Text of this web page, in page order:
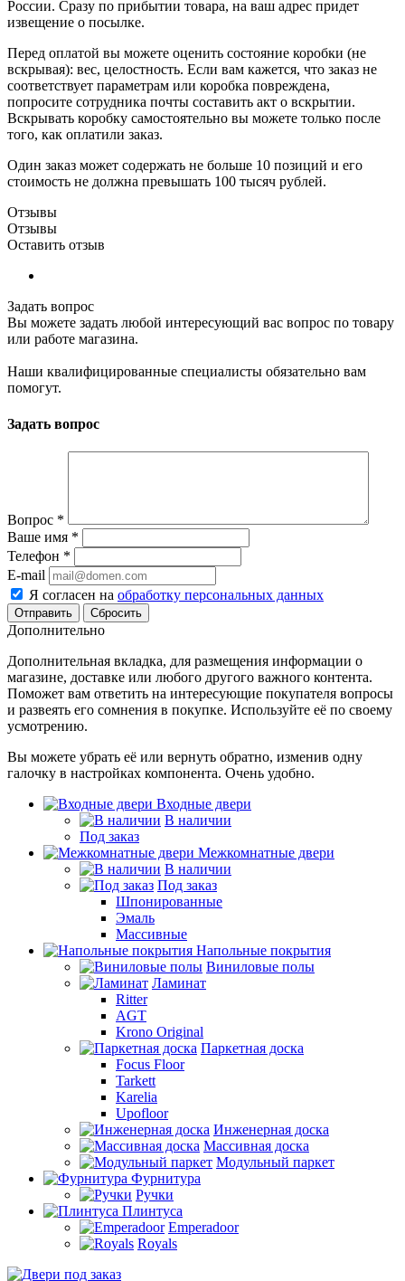
России. Сразу по прибытии товара, на ваш адрес придет
извещение о посылке.
Перед оплатой вы можете оценить состояние коробки (не
вскрывая): вес, целостность. Если вам кажется, что заказ не
соответствует параметрам или коробка повреждена,
попросите сотрудника почты составить акт о вскрытии.
Вскрывать коробку самостоятельно вы можете только после
того, как оплатили заказ.
Один заказ может содержать не больше 10 позиций и его
стоимость не должна превышать 100 тысяч рублей.
Отзывы
Отзывы
Оставить отзыв
Задать вопрос
Вы можете задать любой интересующий вас вопрос по товару
или работе магазина.
Наши квалифицированные специалисты обязательно вам
помогут.
Задать вопрос
Вопрос *
Ваше имя *
Телефон *
E-mail
Я согласен на обработку персональных данных
Сбросить
Дополнительно
Дополнительная вкладка, для размещения информации о
магазине, доставке или любого другого важного контента.
Поможет вам ответить на интересующие покупателя вопросы
и развеять его сомнения в покупке. Используйте её по своему
усмотрению.
Вы можете убрать её или вернуть обратно, изменив одну
галочку в настройках компонента. Очень удобно.
Входные двери
В наличии
Под заказ
Межкомнатные двери
В наличии
Под заказ
Шпонированные
Эмаль
Массивные
Напольные покрытия
Виниловые полы
Ламинат
Ritter
AGT
Krono Original
Паркетная доска
Focus Floor
Tarkett
Karelia
Upofloor
Инженерная доска
Массивная доска
Модульный паркет
Фурнитура
Ручки
Плинтуса
Emperadoor
Royals